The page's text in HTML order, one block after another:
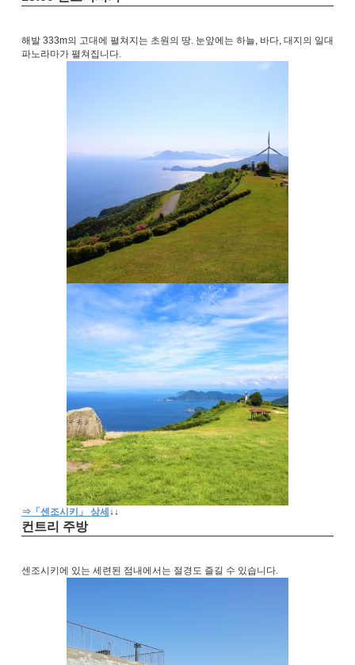
해발 333m의 고대에 펼쳐지는 초원의 땅. 눈앞에는 하늘, 바다, 대지의 일대
파노라마가 펼쳐집니다.
⇒「센조시키」 상세 ↓↓
컨트리 주방
센조시키에 있는 세련된 점내에서는 절경도 즐길 수 있습니다.